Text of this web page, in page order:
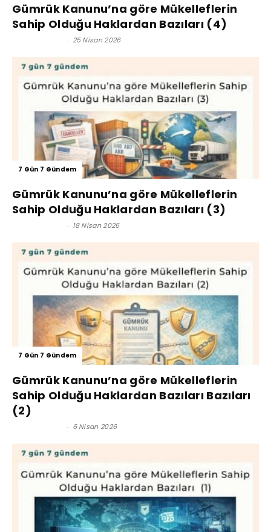
Gümrük Kanunu’na göre Mükelleflerin
Sahip Olduğu Haklardan Bazıları (4)
- 25 Nisan 2026
7 Gün 7 Gündem
Gümrük Kanunu’na göre Mükelleflerin
Sahip Olduğu Haklardan Bazıları (3)
- 18 Nisan 2026
7 Gün 7 Gündem
Gümrük Kanunu’na göre Mükelleflerin
Sahip Olduğu Haklardan Bazıları Bazıları
(2)
- 6 Nisan 2026